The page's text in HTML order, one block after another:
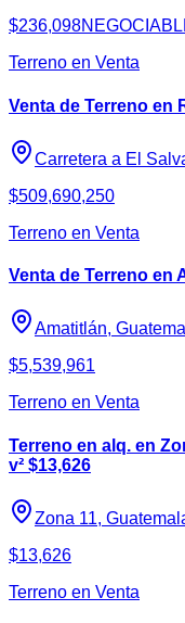
$236,098
Terreno en Venta
Venta de Terreno en
Carretera a El
$509,690,250
Terreno en Venta
Venta de Terreno en
Amatitlán,
$5,539,961
Terreno en Venta
Terreno en alq. en
v² $13,626
Zona 11,
$13,626
Terreno en Venta